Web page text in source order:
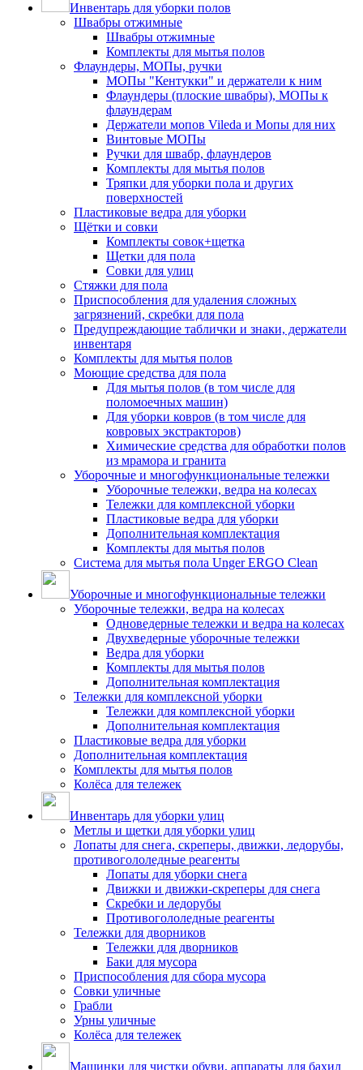
Инвентарь для уборки полов
Швабры отжимные
Швабры отжимные
Комплекты для мытья полов
Флаундеры, МОПы, ручки
МОПы "Кентукки" и держатели к ним
Флаундеры (плоские швабры), МОПы к
флаундерам
Держатели мопов Vileda и Мопы для них
Винтовые МОПы
Ручки для швабр, флаундеров
Комплекты для мытья полов
Тряпки для уборки пола и других
поверхностей
Пластиковые ведра для уборки
Щётки и совки
Комплекты совок+щетка
Щетки для пола
Совки для улиц
Стяжки для пола
Приспособления для удаления сложных
загрязнений, скребки для пола
Предупреждающие таблички и знаки, держатели
инвентаря
Комплекты для мытья полов
Моющие средства для пола
Для мытья полов (в том числе для
поломоечных машин)
Для уборки ковров (в том числе для
ковровых экстракторов)
Химические средства для обработки полов
из мрамора и гранита
Уборочные и многофункциональные тележки
Уборочные тележки, ведра на колесах
Тележки для комплексной уборки
Пластиковые ведра для уборки
Дополнительная комплектация
Комплекты для мытья полов
Система для мытья пола Unger ERGO Clean
Уборочные и многофункциональные тележки
Уборочные тележки, ведра на колесах
Одноведерные тележки и ведра на колесах
Двухведерные уборочные тележки
Ведра для уборки
Комплекты для мытья полов
Дополнительная комплектация
Тележки для комплексной уборки
Тележки для комплексной уборки
Дополнительная комплектация
Пластиковые ведра для уборки
Дополнительная комплектация
Комплекты для мытья полов
Колёса для тележек
Инвентарь для уборки улиц
Метлы и щетки для уборки улиц
Лопаты для снега, скреперы, движки, ледорубы,
противогололедные реагенты
Лопаты для уборки снега
Движки и движки-скреперы для снега
Скребки и ледорубы
Противогололедные реагенты
Тележки для дворников
Тележки для дворников
Баки для мусора
Приспособления для сбора мусора
Совки уличные
Грабли
Урны уличные
Колёса для тележек
Машинки для чистки обуви, аппараты для бахил